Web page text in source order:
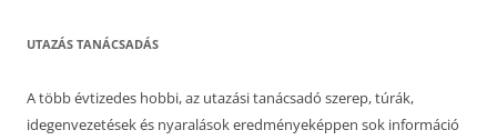
UTAZÁS TANÁCSADÁS
A több évtizedes hobbi, az utazási tanácsadó szerep, túrák,
idegenvezetések és nyaralások eredményeképpen sok információ